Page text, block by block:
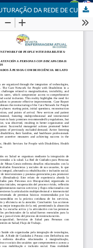
EXPERIÊNCIAS EXITOSAS NA REESTRUTURAÇÃO DA REDE DE CUIDADOS À PESSOA COM DEFICIÊNCIA: RELATO DE EXPERIÊNCIA